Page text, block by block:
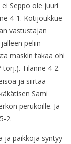
Seppo ole juuri
4-1. Kotijoukkue
vastustajan
peliin
maskin takaa ohi
torj.). Tilanne 4-2.
ja siirtää
Sami
perukoille. Ja
2.
ja paikkoja syntyy